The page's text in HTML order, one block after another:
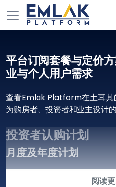
平台订阅套餐与定价
业与个人用户需求
查看Emlak Platform在土耳其
为购房者、投资者和业主设计的
投资者认购计划
月度及年度计划
首发（个人）：
阅读